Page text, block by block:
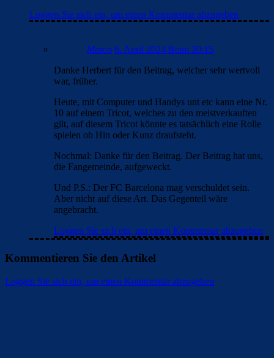
Loggen Sie sich ein, um einen Kommentar abzugeben
Marco 6. April 2024 Beim 20:15
Danke Herbert für den Beitrag, welcher sehr wertvoll
war, früher.
Heute, mit Computer und Handys unt etc kann eine Nr.
10 auf einem Tricot, welches zu den meistverkauften
gilt, auf diesem Tricot könnte es tatsächlich eine Rolle
spielen ob Hin oder Kunz draufsteht.
Nochmal: Danke für den Beitrag. Der Beitrag hat uns,
die Fangemeinde, aufgeweckt.
Und P.S.: Der FC Barcelona mag verschuldet sein.
Aber nicht auf diese Art. Das Gegenteil wäre
angebracht.
Loggen Sie sich ein, um einen Kommentar abzugeben
Kommentieren Sie den Artikel
Loggen Sie sich ein, um einen Kommentar abzugeben